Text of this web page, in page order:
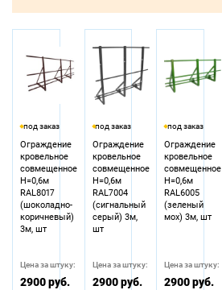
под заказ
Ограждение
кровельное
совмещенное
Н=0,6м
RAL8017
(шоколадно-
коричневый)
3м, шт
Цена за штуку:
2900 руб.
под заказ
Ограждение
кровельное
совмещенное
Н=0,6м
RAL7004
(сигнальный
серый) 3м,
шт
Цена за штуку:
2900 руб.
под заказ
Ограждение
кровельное
совмещенное
Н=0,6м
RAL6005
(зеленый
мох) 3м, шт
Цена за штуку:
2900 руб.